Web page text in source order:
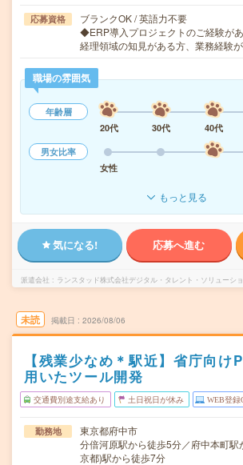
応募資格
ブランクOK / 英語力不要
◆ERP導入プロジェクトのご経験が
経理領域の知見がある方、業務経験
職場の雰囲気
年齢層
20代
30代 40代
男女比率
女性
もっと見る
気になる! 応募へ進む
派遣会社 ランスタッド株式会社デジタル・タレント・ソリューシ
未読 掲載日 2026/08/06
【残業少なめ＊駅近】省庁向
用いたツール開発
交通費別途支給あり 土日祝日が休み WEB登録
勤務地
東京都府中市
分倍河原駅から徒歩5分／府中本町駅
京都)駅から徒歩7分